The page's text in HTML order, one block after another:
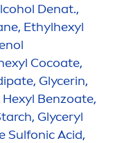
Denat.,
Ethylhexyl
Cocoate,
Glycerin,
Benzoate,
Glyceryl
Sulfonic Acid,